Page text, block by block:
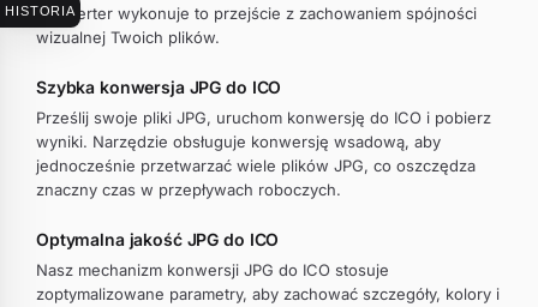
HISTORIA
konwerter wykonuje to przejście z zachowaniem spójności
wizualnej Twoich plików.
Szybka konwersja JPG do ICO
Prześlij swoje pliki JPG, uruchom konwersję do ICO i pobierz
wyniki. Narzędzie obsługuje konwersję wsadową, aby
jednocześnie przetwarzać wiele plików JPG, co oszczędza
znaczny czas w przepływach roboczych.
Optymalna jakość JPG do ICO
Nasz mechanizm konwersji JPG do ICO stosuje
zoptymalizowane parametry, aby zachować szczegóły, kolory i